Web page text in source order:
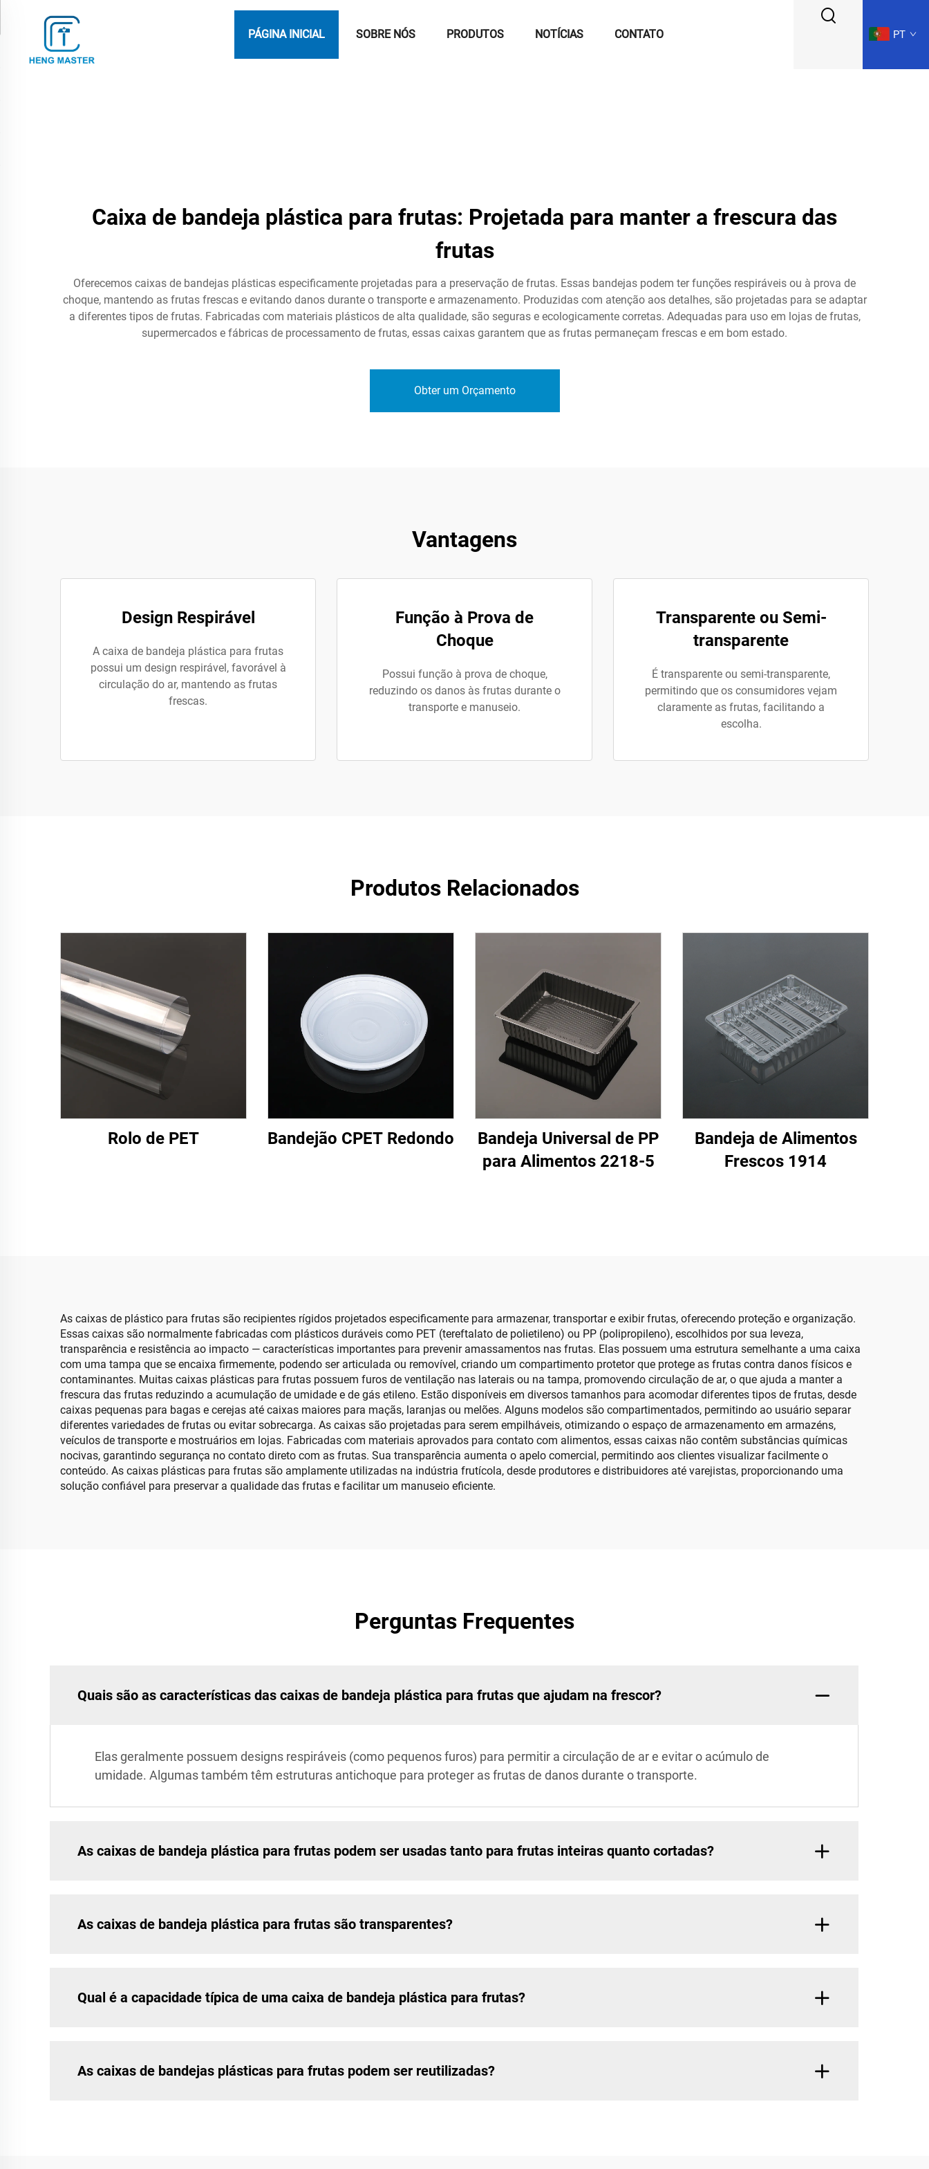
PÁGINA INICIAL SOBRE NÓS PRODUTOS NOTÍCIAS CONTATO PT
Caixa de bandeja plástica para frutas: Projetada para manter a frescura das
frutas
Oferecemos caixas de bandejas plásticas especificamente projetadas para a preservação de frutas. Essas bandejas podem ter funções respiráveis ou à prova de
choque, mantendo as frutas frescas e evitando danos durante o transporte e armazenamento. Produzidas com atenção aos detalhes, são projetadas para se adaptar
a diferentes tipos de frutas. Fabricadas com materiais plásticos de alta qualidade, são seguras e ecologicamente corretas. Adequadas para uso em lojas de frutas,
supermercados e fábricas de processamento de frutas, essas caixas garantem que as frutas permaneçam frescas e em bom estado.
Obter um Orçamento
Vantagens
Design Respirável
A caixa de bandeja plástica para frutas
possui um design respirável, favorável à
circulação do ar, mantendo as frutas
frescas.
Função à Prova de
Choque
Possui função à prova de choque,
reduzindo os danos às frutas durante o
transporte e manuseio.
Transparente ou Semi-
transparente
É transparente ou semi-transparente,
permitindo que os consumidores vejam
claramente as frutas, facilitando a
escolha.
Produtos Relacionados
Rolo de PET Bandejão CPET Redondo
Bandeja Universal de PP
para Alimentos 2218-5
Bandeja de Alimentos
Frescos 1914
As caixas de plástico para frutas são recipientes rígidos projetados especificamente para armazenar, transportar e exibir frutas, oferecendo proteção e organização.
Essas caixas são normalmente fabricadas com plásticos duráveis como PET (tereftalato de polietileno) ou PP (polipropileno), escolhidos por sua leveza,
transparência e resistência ao impacto — características importantes para prevenir amassamentos nas frutas. Elas possuem uma estrutura semelhante a uma caixa
com uma tampa que se encaixa firmemente, podendo ser articulada ou removível, criando um compartimento protetor que protege as frutas contra danos físicos e
contaminantes. Muitas caixas plásticas para frutas possuem furos de ventilação nas laterais ou na tampa, promovendo circulação de ar, o que ajuda a manter a
frescura das frutas reduzindo a acumulação de umidade e de gás etileno. Estão disponíveis em diversos tamanhos para acomodar diferentes tipos de frutas, desde
caixas pequenas para bagas e cerejas até caixas maiores para maçãs, laranjas ou melões. Alguns modelos são compartimentados, permitindo ao usuário separar
diferentes variedades de frutas ou evitar sobrecarga. As caixas são projetadas para serem empilháveis, otimizando o espaço de armazenamento em armazéns,
veículos de transporte e mostruários em lojas. Fabricadas com materiais aprovados para contato com alimentos, essas caixas não contêm substâncias químicas
nocivas, garantindo segurança no contato direto com as frutas. Sua transparência aumenta o apelo comercial, permitindo aos clientes visualizar facilmente o
conteúdo. As caixas plásticas para frutas são amplamente utilizadas na indústria frutícola, desde produtores e distribuidores até varejistas, proporcionando uma
solução confiável para preservar a qualidade das frutas e facilitar um manuseio eficiente.
Perguntas Frequentes
Quais são as características das caixas de bandeja plástica para frutas que ajudam na frescor?
Elas geralmente possuem designs respiráveis (como pequenos furos) para permitir a circulação de ar e evitar o acúmulo de
umidade. Algumas também têm estruturas antichoque para proteger as frutas de danos durante o transporte.
As caixas de bandeja plástica para frutas podem ser usadas tanto para frutas inteiras quanto cortadas?
As caixas de bandeja plástica para frutas são transparentes?
Qual é a capacidade típica de uma caixa de bandeja plástica para frutas?
As caixas de bandejas plásticas para frutas podem ser reutilizadas?